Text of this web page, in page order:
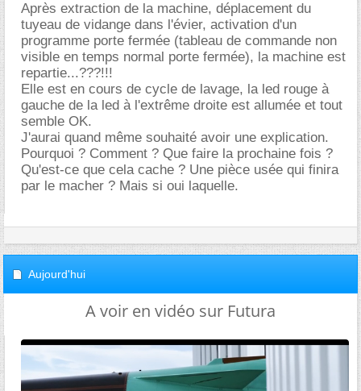
Après extraction de la machine, déplacement du
tuyeau de vidange dans l'évier, activation d'un
programme porte fermée (tableau de commande non
visible en temps normal porte fermée), la machine est
repartie...???!!!
Elle est en cours de cycle de lavage, la led rouge à
gauche de la led à l'extrême droite est allumée et tout
semble OK.
J'aurai quand même souhaité avoir une explication.
Pourquoi ? Comment ? Que faire la prochaine fois ?
Qu'est-ce que cela cache ? Une pièce usée qui finira
par le macher ? Mais si oui laquelle.
Aujourd'hui
A voir en vidéo sur Futura